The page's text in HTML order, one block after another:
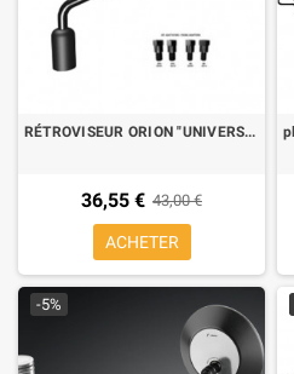
RÉTROVISEUR ORION "UNIVERSALE 2004" UNIVERSEL HOMOLOGUÉ mat CARBON LOOK droite AVEC ADAPTATEURS
36,55 € 43,00 €
ACHETER
-5%